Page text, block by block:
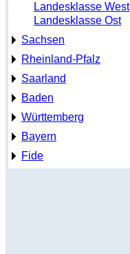
Landesklasse West
Landesklasse Ost
Sachsen
Rheinland-Pfalz
Saarland
Baden
Württemberg
Bayern
Fide